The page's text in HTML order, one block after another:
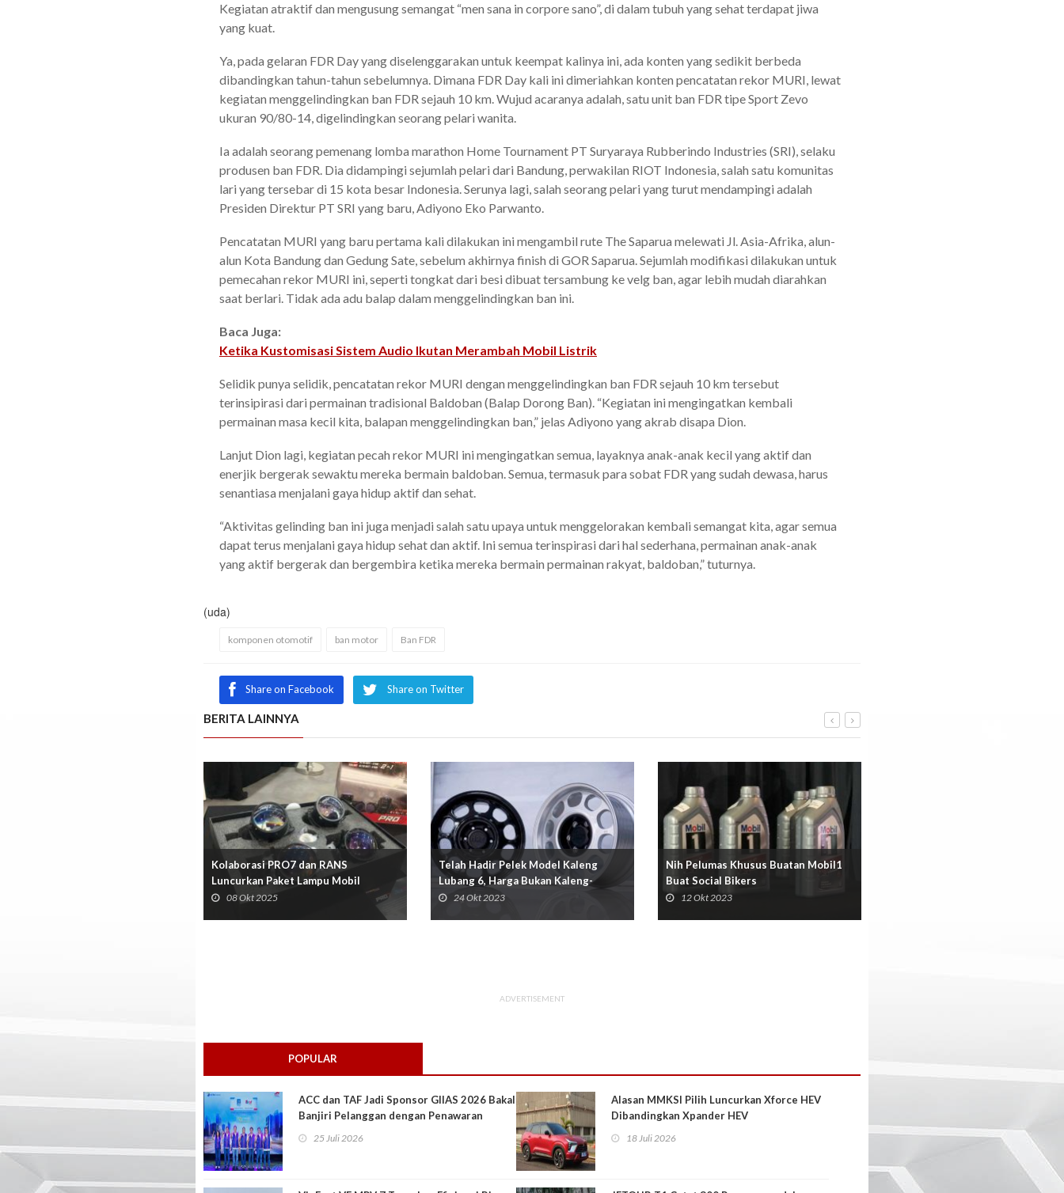
Kegiatan atraktif dan mengusung semangat “men sana in corpore sano”, di dalam tubuh yang sehat terdapat jiwa
yang kuat.
Ya, pada gelaran FDR Day yang diselenggarakan untuk keempat kalinya ini, ada konten yang sedikit berbeda
dibandingkan tahun-tahun sebelumnya. Dimana FDR Day kali ini dimeriahkan konten pencatatan rekor MURI, lewat
kegiatan menggelindingkan ban FDR sejauh 10 km. Wujud acaranya adalah, satu unit ban FDR tipe Sport Zevo
ukuran 90/80-14, digelindingkan seorang pelari wanita.
Ia adalah seorang pemenang lomba marathon Home Tournament PT Suryaraya Rubberindo Industries (SRI), selaku
produsen ban FDR. Dia didampingi sejumlah pelari dari Bandung, perwakilan RIOT Indonesia, salah satu komunitas
lari yang tersebar di 15 kota besar Indonesia. Serunya lagi, salah seorang pelari yang turut mendampingi adalah
Presiden Direktur PT SRI yang baru, Adiyono Eko Parwanto.
Pencatatan MURI yang baru pertama kali dilakukan ini mengambil rute The Saparua melewati Jl. Asia-Afrika, alun-
alun Kota Bandung dan Gedung Sate, sebelum akhirnya finish di GOR Saparua. Sejumlah modifikasi dilakukan untuk
pemecahan rekor MURI ini, seperti tongkat dari besi dibuat tersambung ke velg ban, agar lebih mudah diarahkan
saat berlari. Tidak ada adu balap dalam menggelindingkan ban ini.
Baca Juga:
Ketika Kustomisasi Sistem Audio Ikutan Merambah Mobil Listrik
Selidik punya selidik, pencatatan rekor MURI dengan menggelindingkan ban FDR sejauh 10 km tersebut
terinsipirasi dari permainan tradisional Baldoban (Balap Dorong Ban). “Kegiatan ini mengingatkan kembali
permainan masa kecil kita, balapan menggelindingkan ban,” jelas Adiyono yang akrab disapa Dion.
Lanjut Dion lagi, kegiatan pecah rekor MURI ini mengingatkan semua, layaknya anak-anak kecil yang aktif dan
enerjik bergerak sewaktu mereka bermain baldoban. Semua, termasuk para sobat FDR yang sudah dewasa, harus
senantiasa menjalani gaya hidup aktif dan sehat.
“Aktivitas gelinding ban ini juga menjadi salah satu upaya untuk menggelorakan kembali semangat kita, agar semua
dapat terus menjalani gaya hidup sehat dan aktif. Ini semua terinspirasi dari hal sederhana, permainan anak-anak
yang aktif bergerak dan bergembira ketika mereka bermain permainan rakyat, baldoban,” tuturnya.
(uda)
komponen otomotif ban motor Ban FDR
Share on Facebook Share on Twitter
BERITA LAINNYA
Kolaborasi PRO7 dan RANS
Luncurkan Paket Lampu Mobil
Premium
08 Okt 2025
Telah Hadir Pelek Model Kaleng
Lubang 6, Harga Bukan Kaleng-
Kaleng
24 Okt 2023
Nih Pelumas Khusus Buatan Mobil1
Buat Social Bikers
12 Okt 2023
ADVERTISEMENT
POPULAR
ACC dan TAF Jadi Sponsor GIIAS 2026 Bakal
Banjiri Pelanggan dengan Penawaran
25 Juli 2026
Alasan MMKSI Pilih Luncurkan Xforce HEV
Dibandingkan Xpander HEV
18 Juli 2026